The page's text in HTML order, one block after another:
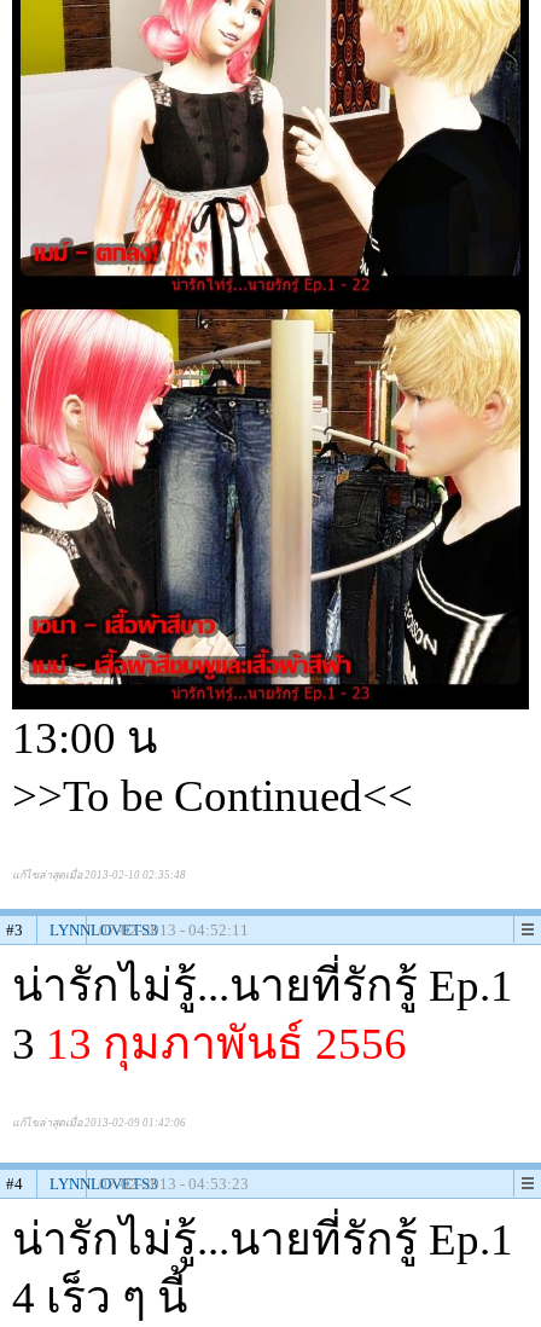
13:00 น
>>To be Continued<<
แก้ไขล่าสุดเมื่อ 2013-02-10 02:35:48
#3 LYNNLOVETS3
07-02-2013 - 04:52:11
น่ารักไม่รู้...นายที่รักรู้ Ep.1
3 13 กุมภาพันธ์ 2556
แก้ไขล่าสุดเมื่อ 2013-02-09 01:42:06
#4 LYNNLOVETS3
07-02-2013 - 04:53:23
น่ารักไม่รู้...นายที่รักรู้ Ep.1
4 เร็ว ๆ นี้